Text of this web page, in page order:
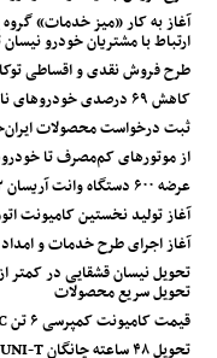
آغاز به کار «میز خدمات» گروه
ارتباط با مشتریان خودرو نیسان
طرح فروش نقدی و اقساطی
کاهش ۶۹ درصدی خودروهای ناقص شرکت سایپا
ثبت درخواست محصولات
از موتورهای کم‌مصرف تا
عرضه ۶۰۰ دستگاه وانت آریسان ۲ ایران‌خودرو در بورس کالا
آغاز تولید نخستین کامیونت
آغاز اجرای طرح خدمات و امداد اربعین ۱۴۰۵ گروه
تحویل سریع محصولات
قیمت کامیونت کمپرسی ۶ تن JAC از سوی آرین دیزل اعلام شد
تحویل ۴۸ ساعته چانگان UNI-T کلید خورد